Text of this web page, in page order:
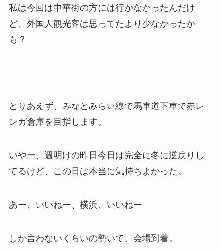
私は今回は中華街の方には行かなかったんだけ
ど、外国人観光客は思ってたより少なかったか
も？
とりあえず、みなとみらい線で馬車道下車で赤レ
ンガ倉庫を目指します。
いやー、週明けの昨日今日は完全に冬に逆戻りし
てるけど、この日は本当に気持ちよかった。
あー、いいねー、横浜、いいねー
しか言わないくらいの勢いで、会場到着。